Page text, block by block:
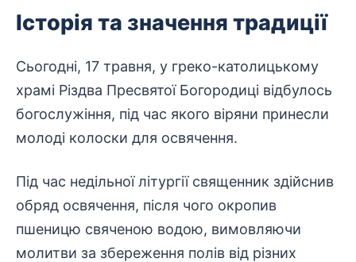
Історія та значення традиції
Сьогодні, 17 травня, у греко-католицькому
храмі Різдва Пресвятої Богородиці відбулось
богослужіння, під час якого віряни принесли
молоді колоски для освячення.
Під час недільноїлітургії священник здійснив
обряд освячення, після чого окропив
пшеницю свяченою водою, вимовляючи
молитви за збереження полів від різних